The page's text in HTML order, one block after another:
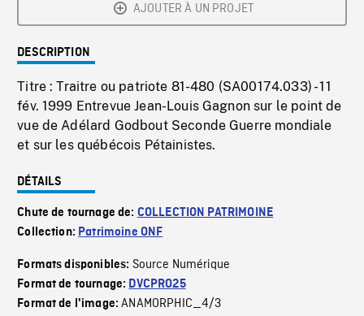
AJOUTER À UN PROJET
DESCRIPTION
Titre : Traitre ou patriote 81-480 (SA00174.033) - 11
fév. 1999 Entrevue Jean-Louis Gagnon sur le point de
vue de Adélard Godbout Seconde Guerre mondiale
et sur les québécois Pétainistes.
DÉTAILS
Chute de tournage de: COLLECTION PATRIMOINE
Collection: Patrimoine ONF
Formats disponibles: Source Numérique
Format de tournage: DVCPRO25
Format de l'image:ANAMORPHIC_4/3